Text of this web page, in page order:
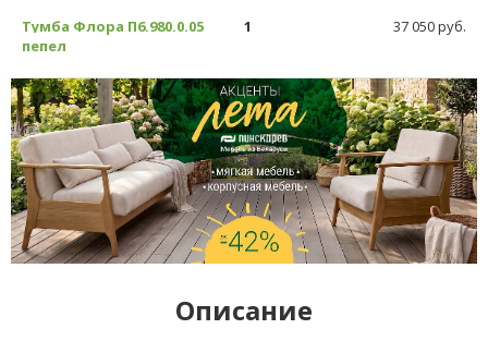
Тумба Флора П6.980.0.05
пепел
1 37 050 руб.
Описание